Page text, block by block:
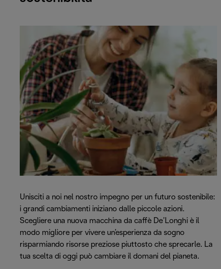
Unisciti a noi nel nostro impegno per un futuro sostenibile:
i grandi cambiamenti iniziano dalle piccole azioni.
Scegliere una nuova macchina da caffè De’Longhi è il
modo migliore per vivere un’esperienza da sogno
risparmiando risorse preziose piuttosto che sprecarle. La
tua scelta di oggi può cambiare il domani del pianeta.